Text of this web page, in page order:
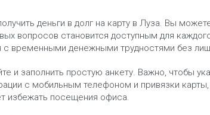
деньги в долг на карту в Луза. Вы
вопросов становится доступным для
с временными денежными трудностями без
и заполнить простую анкету. Важно, чтобы
с мобильным телефоном и привязки карты,
избежать посещения офиса.